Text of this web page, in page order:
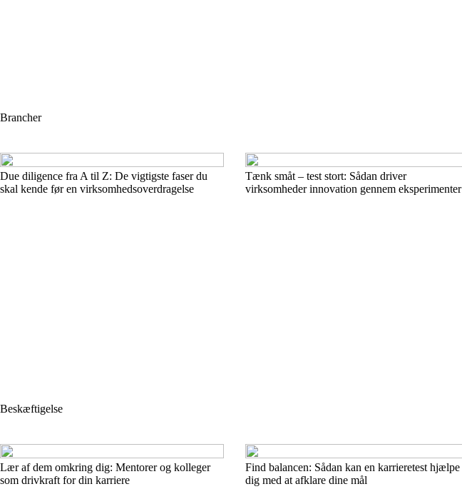
Brancher
Due diligence fra A til Z: De vigtigste faser du
skal kende før en virksomhedsoverdragelse
Tænk småt – test stort: Sådan driver
virksomheder innovation gennem eksperimenter
Beskæftigelse
Lær af dem omkring dig: Mentorer og kolleger
som drivkraft for din karriere
Find balancen: Sådan kan en karrieretest hjælpe
dig med at afklare dine mål